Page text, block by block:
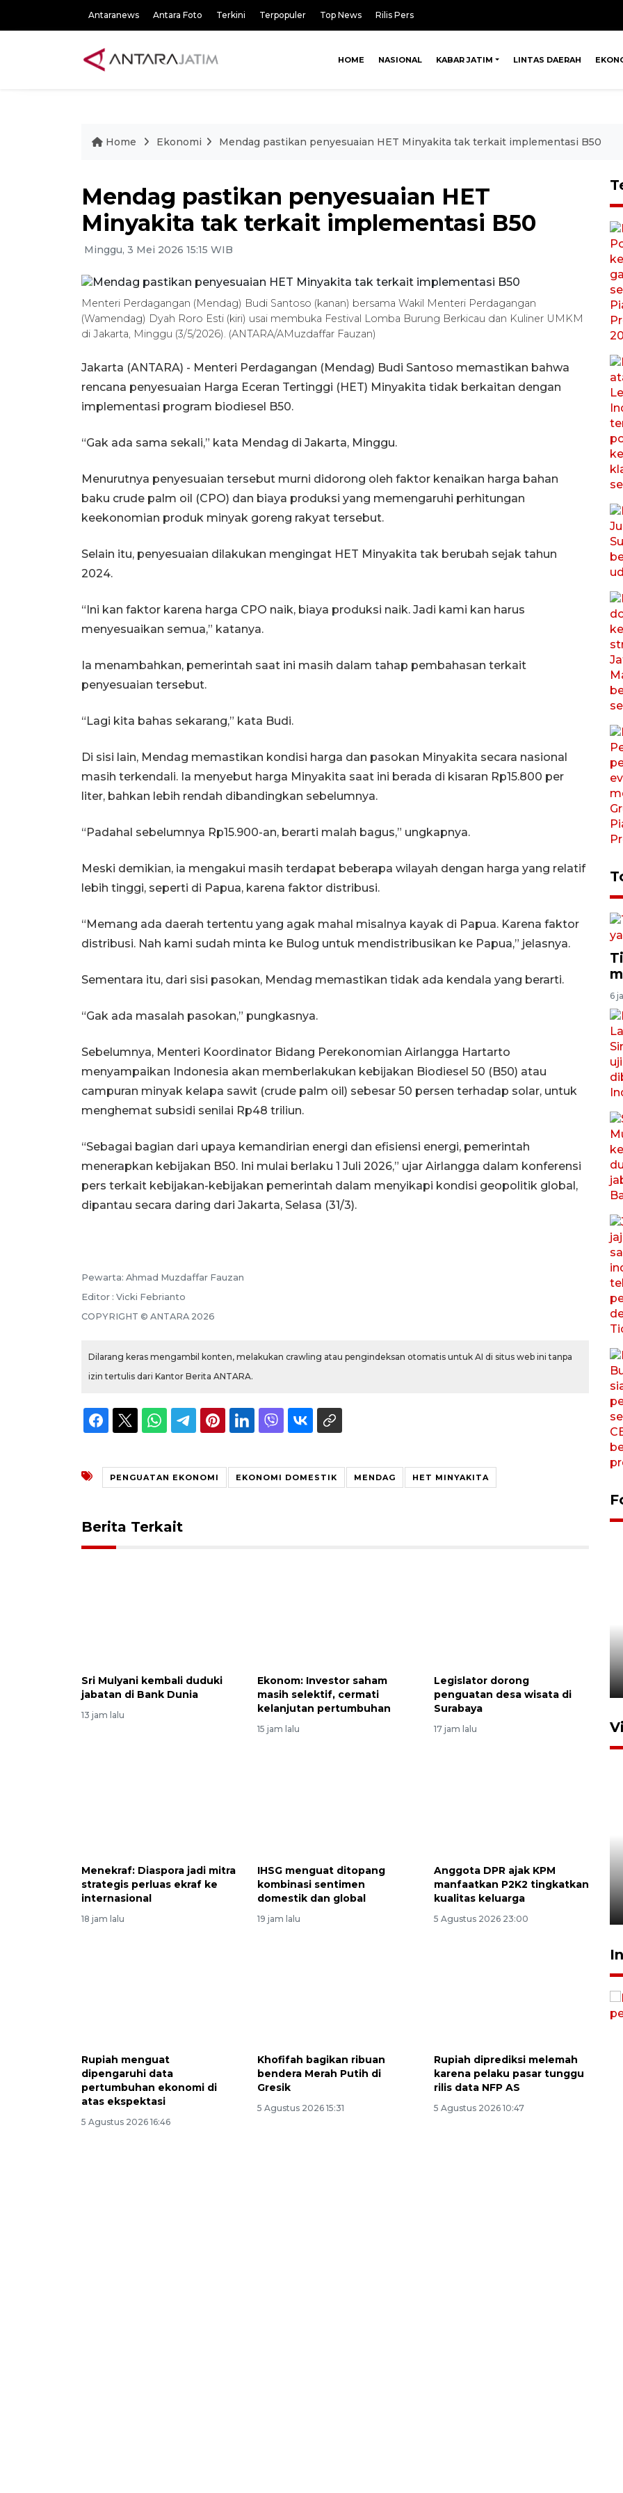
Antaranews Antara Foto Terkini Terpopuler Top News Rilis Pers
HOME NASIONAL KABAR JATIM LINTAS DAERAH
Home Ekonomi Mendag pastikan penyesuaian HET Minyakita tak terkait implementasi B50
Mendag pastikan penyesuaian HET
Minyakita tak terkait implementasi B50
Minggu, 3 Mei 2026 15:15 WIB
Menteri Perdagangan (Mendag) Budi Santoso (kanan) bersama Wakil Menteri Perdagangan
(Wamendag) Dyah Roro Esti (kiri) usai membuka Festival Lomba Burung Berkicau dan Kuliner UMKM
di Jakarta, Minggu (3/5/2026). (ANTARA/AMuzdaffar Fauzan)
Jakarta (ANTARA) - Menteri Perdagangan (Mendag) Budi Santoso memastikan bahwa
rencana penyesuaian Harga Eceran Tertinggi (HET) Minyakita tidak berkaitan dengan
implementasi program biodiesel B50.
‎“Gak ada sama sekali,” kata Mendag di Jakarta, Minggu.
Menurutnya penyesuaian tersebut murni didorong oleh faktor kenaikan harga bahan
baku crude palm oil (CPO) dan biaya produksi yang memengaruhi perhitungan
keekonomian produk minyak goreng rakyat tersebut.
‎‎Selain itu, penyesuaian dilakukan mengingat HET Minyakita tak berubah sejak tahun
2024.
‎‎“Ini kan faktor karena harga CPO naik, biaya produksi naik. Jadi kami kan harus
menyesuaikan semua,” katanya.
‎Ia menambahkan, pemerintah saat ini masih dalam tahap pembahasan terkait
penyesuaian tersebut.
‎“Lagi kita bahas sekarang,” kata Budi.
‎Di sisi lain, Mendag memastikan kondisi harga dan pasokan Minyakita secara nasional
masih terkendali. Ia menyebut harga Minyakita saat ini berada di kisaran Rp15.800 per
liter, bahkan lebih rendah dibandingkan sebelumnya.
‎“Padahal sebelumnya Rp15.900-an, berarti malah bagus,” ungkapnya.
‎Meski demikian, ia mengakui masih terdapat beberapa wilayah dengan harga yang relatif
lebih tinggi, seperti di Papua, karena faktor distribusi.
‎“Memang ada daerah tertentu yang agak mahal misalnya kayak di Papua. Karena faktor
distribusi. Nah kami sudah minta ke Bulog untuk mendistribusikan ke Papua,” jelasnya.
Sementara itu, dari sisi pasokan, Mendag memastikan tidak ada kendala yang berarti.
‎“Gak ada masalah pasokan,” pungkasnya.
‎Sebelumnya, Menteri Koordinator Bidang Perekonomian Airlangga Hartarto
menyampaikan Indonesia akan memberlakukan kebijakan Biodiesel 50 (B50) atau
campuran minyak kelapa sawit (crude palm oil) sebesar 50 persen terhadap solar, untuk
menghemat subsidi senilai Rp48 triliun.
‎“Sebagai bagian dari upaya kemandirian energi dan efisiensi energi, pemerintah
menerapkan kebijakan B50. Ini mulai berlaku 1 Juli 2026,” ujar Airlangga dalam konferensi
pers terkait kebijakan-kebijakan pemerintah dalam menyikapi kondisi geopolitik global,
dipantau secara daring dari Jakarta, Selasa (31/3).
Pewarta: Ahmad Muzdaffar Fauzan
Editor : Vicki Febrianto
COPYRIGHT © ANTARA 2026
Dilarang keras mengambil konten, melakukan crawling atau pengindeksan otomatis untuk AI di situs web ini tanpa
izin tertulis dari Kantor Berita ANTARA.
PENGUATAN EKONOMI EKONOMI DOMESTIK MENDAG HET MINYAKITA
Berita Terkait
Sri Mulyani kembali duduki
jabatan di Bank Dunia
13 jam lalu
Ekonom: Investor saham
masih selektif, cermati
kelanjutan pertumbuhan
15 jam lalu
Legislator dorong
penguatan desa wisata di
Surabaya
17 jam lalu
Menekraf: Diaspora jadi mitra
strategis perluas ekraf ke
internasional
18 jam lalu
IHSG menguat ditopang
kombinasi sentimen
domestik dan global
19 jam lalu
Anggota DPR ajak KPM
manfaatkan P2K2 tingkatkan
kualitas keluarga
5 Agustus 2026 23:00
Rupiah menguat
dipengaruhi data
pertumbuhan ekonomi di
atas ekspektasi
5 Agustus 2026 16:46
Khofifah bagikan ribuan
bendera Merah Putih di
Gresik
5 Agustus 2026 15:31
Rupiah diprediksi melemah
karena pelaku pasar tunggu
rilis data NFP AS
5 Agustus 2026 10:47
6
5 Agustus 2026 22:18
Desa Tangguh Bencana di
Jawa Timur